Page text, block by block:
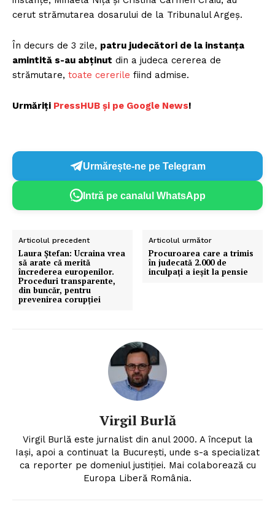
cerut strămutarea dosarului de la Tribunalul Argeș.
În decurs de 3 zile, patru judecători de la instanța
amintită s-au abținut din a judeca cererea de
strămutare, toate cererile fiind admise.
Urmăriți PressHUB și pe Google News!
Urmărește-ne pe Telegram
Intră pe canalul WhatsApp
Articolul precedent
Laura Ștefan: Ucraina vrea
să arate că merită
încrederea europenilor.
Proceduri transparente,
din buncăr, pentru
prevenirea corupției
Articolul următor
Procuroarea care a trimis
în judecată 2.000 de
inculpați a ieșit la pensie
Virgil Burlă
Virgil Burlă este jurnalist din anul 2000. A început la
Iași, apoi a continuat la București, unde s-a specializat
ca reporter pe domeniul justiției. Mai colaborează cu
Europa Liberă România.